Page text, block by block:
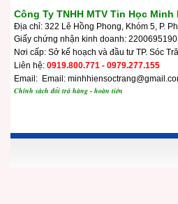
Công Ty TNHH MTV Tin Học Minh
Địa chỉ: 322 Lê Hồng Phong, Khóm 5, P.
Giấy chứng nhận kinh doanh:
Nơi cấp: Sở kế hoạch và đầu tư TP. Sóc
Liên hệ: 0919.800.771 - 0979.277.155
Email: Email:
Chính sách đổi trả hàng - hoàn tiền